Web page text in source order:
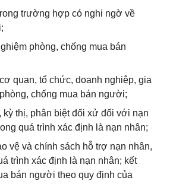
trường hợp có nghi ngờ về
phòng, chống mua bán
quan, tổ chức, doanh nghiệp, gia
chống mua bán người;
kỳ thị, phân biệt đối xử đối với nạn
quá trình xác định là nạn nhân;
vệ và chính sách hỗ trợ nạn nhân,
trình xác định là nạn nhân; kết
bán người theo quy định của